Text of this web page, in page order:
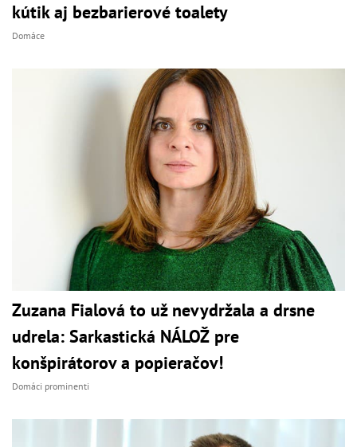
kútik aj bezbarierové toalety
Domáce
Zuzana Fialová to už nevydržala a drsne
udrela: Sarkastická NÁLOŽ pre
konšpirátorov a popieračov!
Domáci prominenti